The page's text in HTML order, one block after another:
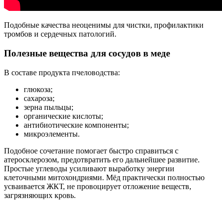
Подобные качества неоценимы для чистки, профилактики
тромбов и сердечных патологий.
Полезные вещества для сосудов в меде
В составе продукта пчеловодства:
глюкоза;
сахароза;
зерна пыльцы;
органические кислоты;
антибиотические компоненты;
микроэлементы.
Подобное сочетание помогает быстро справиться с
атеросклерозом, предотвратить его дальнейшее развитие.
Простые углеводы усиливают выработку энергии
клеточными митохондриями. Мёд практически полностью
усваивается ЖКТ, не провоцирует отложение веществ,
загрязняющих кровь.